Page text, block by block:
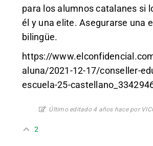
para los alumnos catalanes si
él y una elite. Asegurarse una
bilingüe.
https://
aluna/2021-12-17/conseller-
escuela-25-
Último editado 4 años hace por
2